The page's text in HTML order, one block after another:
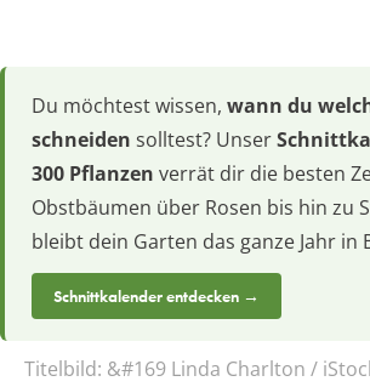
Du möchtest wissen, wann du
schneiden solltest? Unser
300 Pflanzen verrät dir die besten
Obstbäumen über Rosen bis hin zu
bleibt dein Garten das ganze Jahr in
Schnittkalender entdecken →
Titelbild: &#169 Linda Charlton /